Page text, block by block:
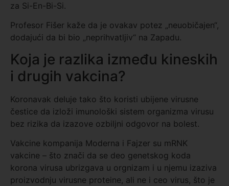
za Si-En-Bi-Si.
Profesor Fišer kaže da je ovakav potez „neuobičajen“,
dodajući da bi bio „neprihvatljiv“ na Zapadu.
Koja je razlika između kineskih
i drugih vakcina?
Koronavak deluje tako što koristi ubijene virusne
čestice da izloži imunološki sistem organizma virusu
bez rizika da izazove ozbiljni odgovor na bolest.
Vakcine kompanija Moderna i Fajzer su mRNK
vakcine – što znači da se deo genetskog koda
korona virusa ubrizgava u orgnizam i u njemu izaziva
proizvodnju virusne proteine, ali ne i ceo virus, što je